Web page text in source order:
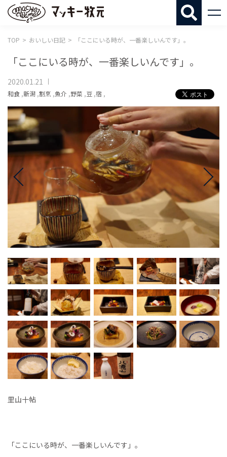
TOP おいしい日記 「ここにいる時が、一番楽しいんです」。
「ここにいる時が、一番楽しいんです」。
2020.01.21
和食 ,新潟 ,割烹 ,魚介 ,野菜 ,豆 ,宿 ,
里山十帖
「ここにいる時が、一番楽しいんです」。